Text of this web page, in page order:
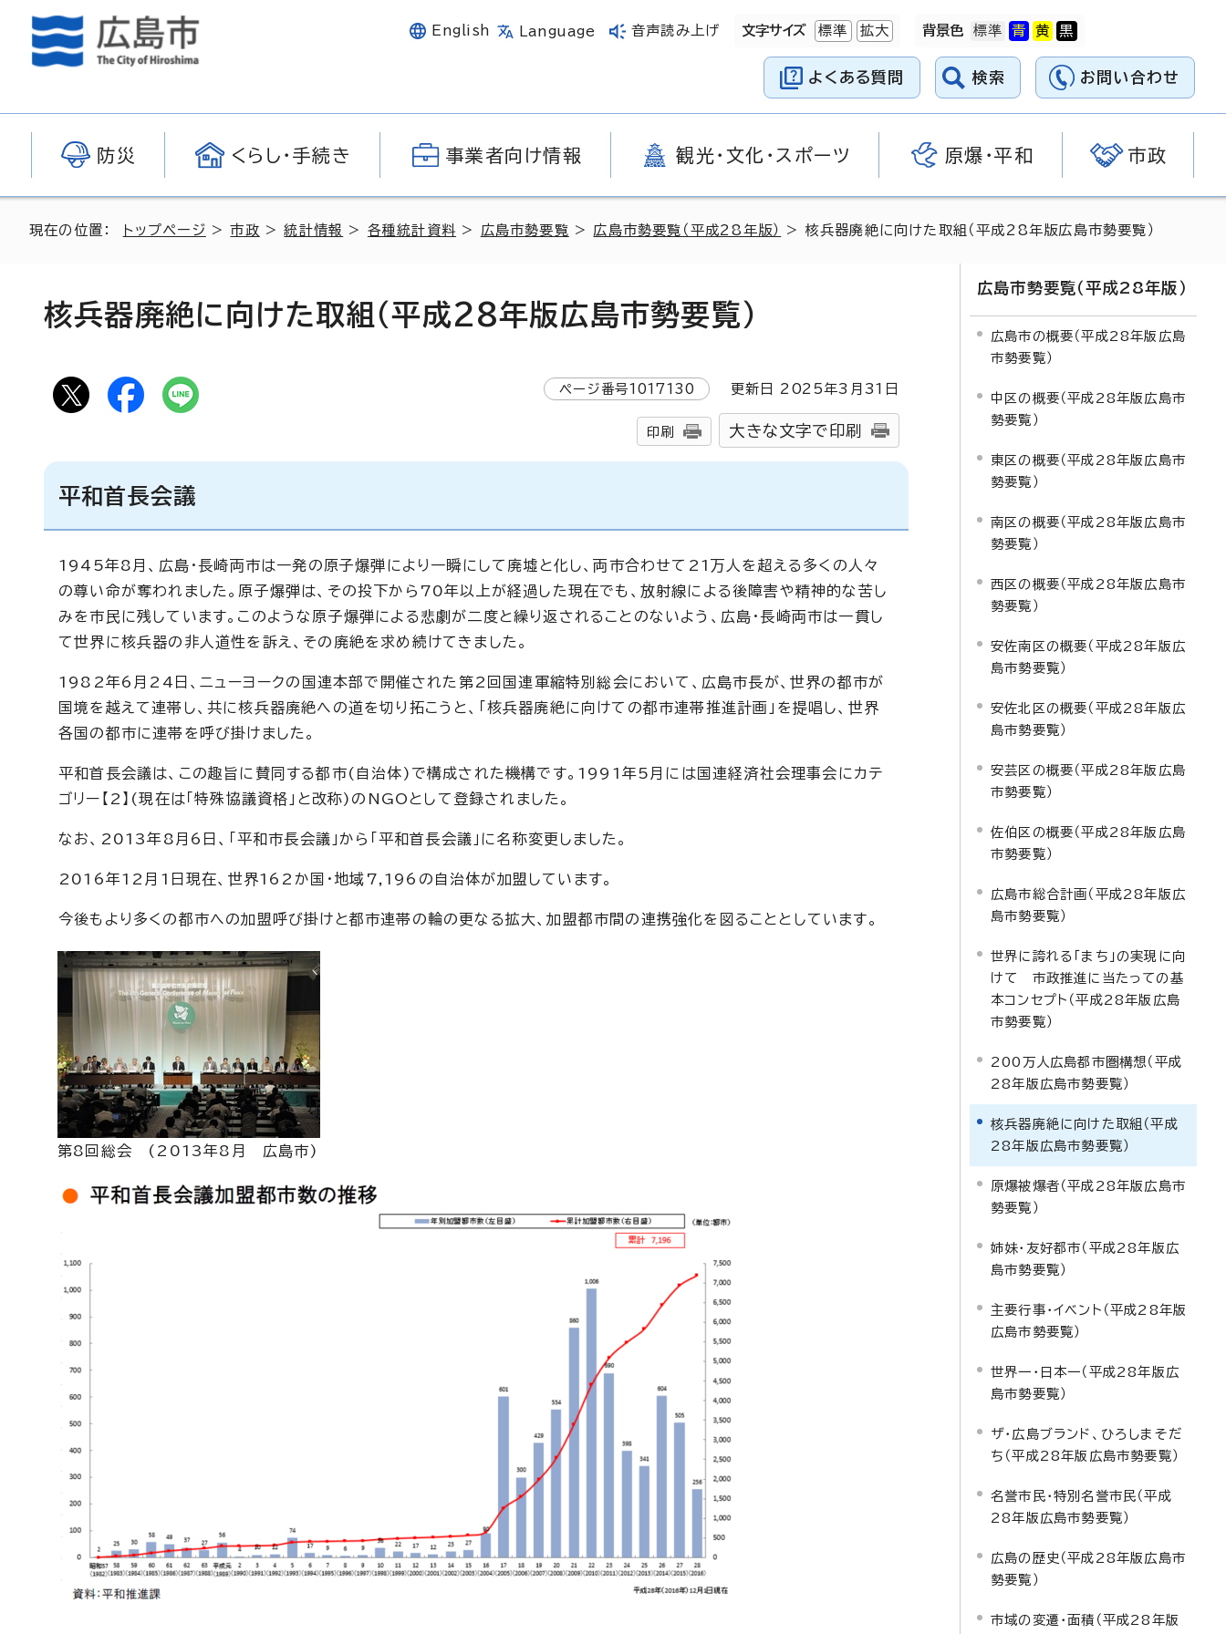
English Language 音声読み上げ 文字サイズ 標準 拡大 背景色
よくある質問 検索 お問い合わせ
防災 くらし・手続き 事業者向け情報 観光・文化・スポーツ 原爆・平和 市政
現在の位置： トップページ >市政 >統計情報 > 各種統計資料 > 広島市勢要覧 > 広島市勢要覧（平成28年版） > 核兵器廃絶に向けた取組（平成28年版広島市勢要覧）
核兵器廃絶に向けた取組（平成28年版広島市勢要覧）
ページ番号1017130 更新日 2025年3月 31 日
印刷 大きな文字で印刷
平和首長会議
1945年8月、広島・長崎両市は一発の原子爆弾により一瞬にして廃墟と化し、両市合わせて21万人を超える多くの人々
の尊い命が奪われました。原子爆弾は、その投下から70年以上が経過した現在でも、放射線による後障害や精神的な苦し
みを市民に残しています。このような原子爆弾による悲劇が二度と繰り返されることのないよう、広島・長崎両市は一貫し
て世界に核兵器の非人道性を訴え、その廃絶を求め続けてきました。
1982年6月24日、ニューヨークの国連本部で開催された第2回国連軍縮特別総会において、広島市長が、世界の都市が
国境を越えて連帯し、共に核兵器廃絶への道を切り拓こうと、「核兵器廃絶に向けての都市連帯推進計画」を提唱し、世界
各国の都市に連帯を呼び掛けました。
平和首長会議は、この趣旨に賛同する都市(自治体)で構成された機構です。1991年5月には国連経済社会理事会にカテ
ゴリー【2】(現在は「特殊協議資格」と改称)のNGOとして登録されました。
なお、2013年8月6日、「平和市長会議」から「平和首長会議」に名称変更しました。
2016年12月1日現在、世界162か国・地域7,196の自治体が加盟しています。
今後もより多くの都市への加盟呼び掛けと都市連帯の輪の更なる拡大、加盟都市間の連携強化を図ることとしています。
第8回総会 (2013年8月 広島市)
広島市勢要覧（平成28年版）
広島市の概要（平成28年版広島
市勢要覧）
中区の概要（平成28年版広島市
勢要覧）
東区の概要（平成28年版広島市
勢要覧）
南区の概要（平成28年版広島市
勢要覧）
西区の概要（平成28年版広島市
勢要覧）
安佐南区の概要（平成28年版広
島市勢要覧）
安佐北区の概要（平成28年版広
島市勢要覧）
安芸区の概要（平成28年版広島
市勢要覧）
佐伯区の概要（平成28年版広島
市勢要覧）
広島市総合計画（平成28年版広
島市勢要覧）
世界に誇れる「まち」の実現に向
けて 市政推進に当たっての基
本コンセプト（平成28年版広島
市勢要覧）
200万人広島都市圏構想（平成
28年版広島市勢要覧）
核兵器廃絶に向けた取組（平成
28年版広島市勢要覧）
原爆被爆者（平成28年版広島市
勢要覧）
姉妹・友好都市（平成28年版広
島市勢要覧）
主要行事・イベント（平成28年版
広島市勢要覧）
世界一・日本一（平成28年版広
島市勢要覧）
ザ・広島ブランド、ひろしまそだ
ち（平成28年版広島市勢要覧）
名誉市民・特別名誉市民（平成
28年版広島市勢要覧）
広島の歴史（平成28年版広島市
勢要覧）
市域の変遷・面積（平成28年版